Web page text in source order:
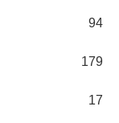
94
179
17